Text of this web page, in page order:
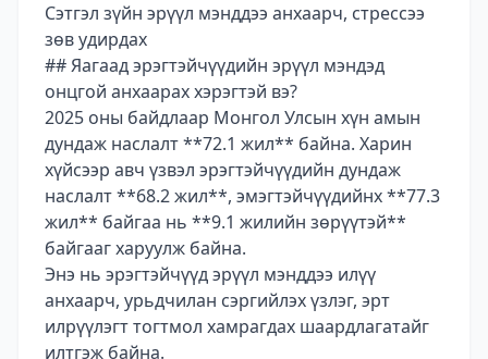
Сэтгэл зүйн эрүүл мэнддээ анхаарч, стрессээ
зөв удирдах
## Яагаад эрэгтэйчүүдийн эрүүл мэндэд
онцгой анхаарах хэрэгтэй вэ?
2025 оны байдлаар Монгол Улсын хүн амын
дундаж наслалт **72.1 жил** байна. Харин
хүйсээр авч үзвэл эрэгтэйчүүдийн дундаж
наслалт **68.2 жил**, эмэгтэйчүүдийнх **77.3
жил** байгаа нь **9.1 жилийн зөрүүтэй**
байгааг харуулж байна.
Энэ нь эрэгтэйчүүд эрүүл мэнддээ илүү
анхаарч, урьдчилан сэргийлэх үзлэг, эрт
илрүүлэгт тогтмол хамрагдах шаардлагатайг
илтгэж байна.